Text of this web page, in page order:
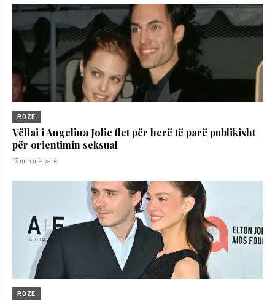
ROZE
Vëllai i Angelina Jolie flet për herë të parë publikisht
për orientimin seksual
13 min më parë
ROZE